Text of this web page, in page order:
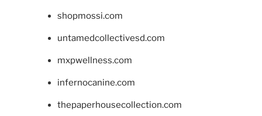
shopmossi.com
untamedcollectivesd.com
mxpwellness.com
infernocanine.com
thepaperhousecollection.com